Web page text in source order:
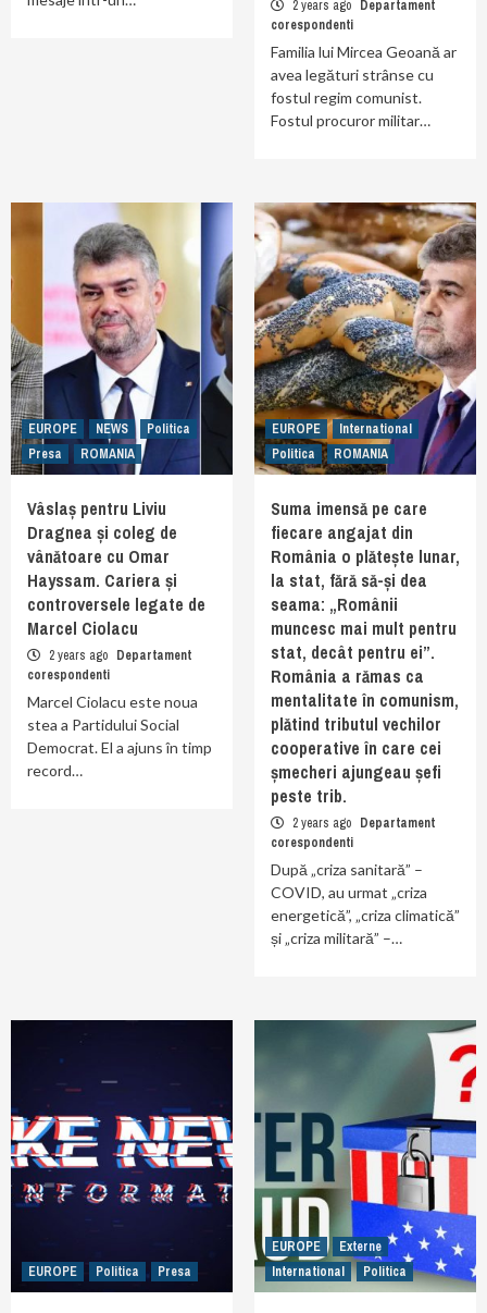
2 years ago
Departament
corespondenti
Familia lui Mircea Geoană ar
avea legături strânse cu
fostul regim comunist.
Fostul procuror militar…
EUROPE NEWS
Politica
Presa
ROMANIA
Vâslaș pentru Liviu
Dragnea și coleg de
vânătoare cu Omar
Hayssam. Cariera și
controversele legate de
Marcel Ciolacu
2 years ago Departament
corespondenti
Marcel Ciolacu este noua
stea a Partidului Social
Democrat. El a ajuns în timp
record…
EUROPE
International
Politica
ROMANIA
Suma imensă pe care
fiecare angajat din
România o plătește lunar,
la stat, fără să-și dea
seama: „Românii
muncesc mai mult pentru
stat, decât pentru ei”.
România a rămas ca
mentalitate în comunism,
plătind tributul vechilor
cooperative în care cei
șmecheri ajungeau șefi
peste trib.
2 years ago Departament
corespondenti
După „criza sanitară” –
COVID, au urmat „criza
energetică”, „criza climatică”
și „criza militară” –…
EUROPE Politica Presa
EUROPE
Externe
International
Politica